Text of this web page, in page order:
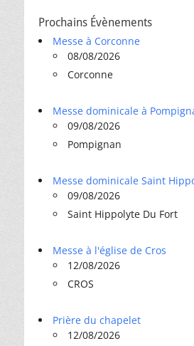
Prochains Évènements
Messe à Corconne
08/08/2026
Corconne
Messe dominicale à
09/08/2026
Pompignan
Messe dominicale Saint
09/08/2026
Saint Hippolyte Du Fort
Messe à l'église de Cros
12/08/2026
CROS
Prière du chapelet
12/08/2026